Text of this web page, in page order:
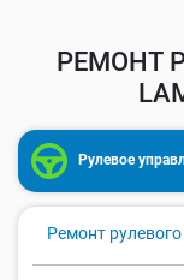
РЕМОНТ
Рулевое
Ремонт